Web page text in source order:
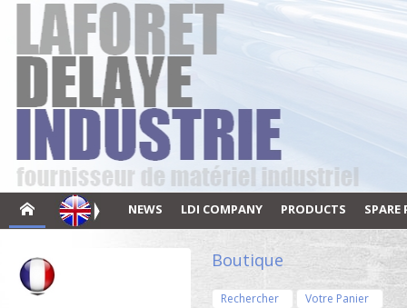
NEWS LDI COMPANY PRODUCTS SPARE
Boutique
Rechercher Votre Panier